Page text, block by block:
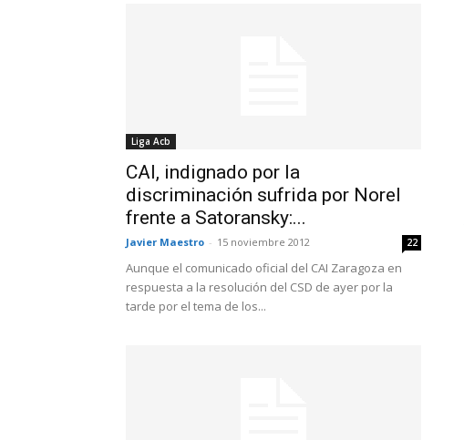
Liga Acb
CAI, indignado por la
discriminación sufrida por Norel
frente a Satoransky:...
Javier Maestro - 15 noviembre 2012 22
Aunque el comunicado oficial del CAI Zaragoza en
respuesta a la resolución del CSD de ayer por la
tarde por el tema de los...